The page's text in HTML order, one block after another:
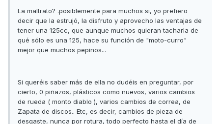
La maltrato? .posiblemente para muchos si, yo prefiero
decir que la estrujó, la disfruto y aprovecho las ventajas de
tener una 125cc, que aunque muchos quieran tacharla de
qué sólo es una 125, hace su función de "moto-curro"
mejor que muchos pepinos...
Si queréis saber más de ella no dudéis en preguntar, por
cierto, 0 piñazos, plásticos como nuevos, varios cambios
de rueda ( monto diablo ), varios cambios de correa, de
Zapata de discos.. Etc, es decir, cambios de pieza de
desgaste, nunca por rotura, todo perfecto hasta el día de